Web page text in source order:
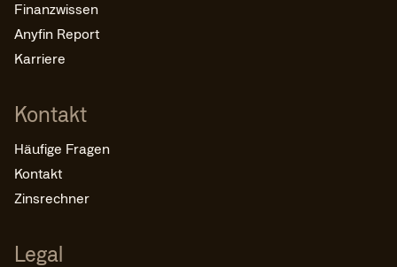
Finanzwissen
Anyfin Report
Karriere
Kontakt
Häufige Fragen
Kontakt
Zinsrechner
Legal